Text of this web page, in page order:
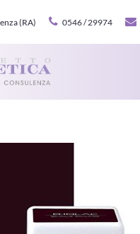
(RA) 0546 / 29974